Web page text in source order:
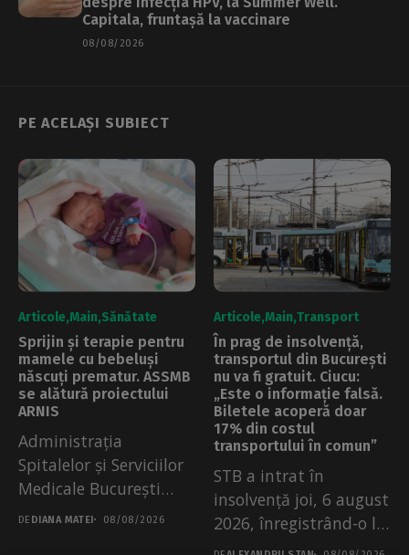
Capitala, fruntașă la vaccinare
08/08/2026
PE ACELAȘI SUBIECT
Articole Main Sănătate
Sprijin și terapie pentru
mamele cu bebeluși
născuți prematur. ASSMB
se alătură proiectului
ARNIS
Administrația
Spitalelor și Serviciilor
Medicale București
(ASSMB) s-a alăturat
DE DIANA MATEI 08/08/2026
Articole Main Transport
În prag de insolvență,
transportul din București
nu va fi gratuit. Ciucu:
„Este o informație falsă.
Biletele acoperă doar
17% din costul
transportului în comun”
STB a intrat în
insolvență joi, 6 august
2026, înregistrând-o la
Tribunalul...